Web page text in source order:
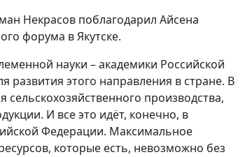
Некрасов поблагодарил Айсена
форума в Якутске.
науки – академики Российской
развития этого направления в стране. В
производства,
И все это идёт, конечно, в
Федерации. Максимальное
которые есть, невозможно без